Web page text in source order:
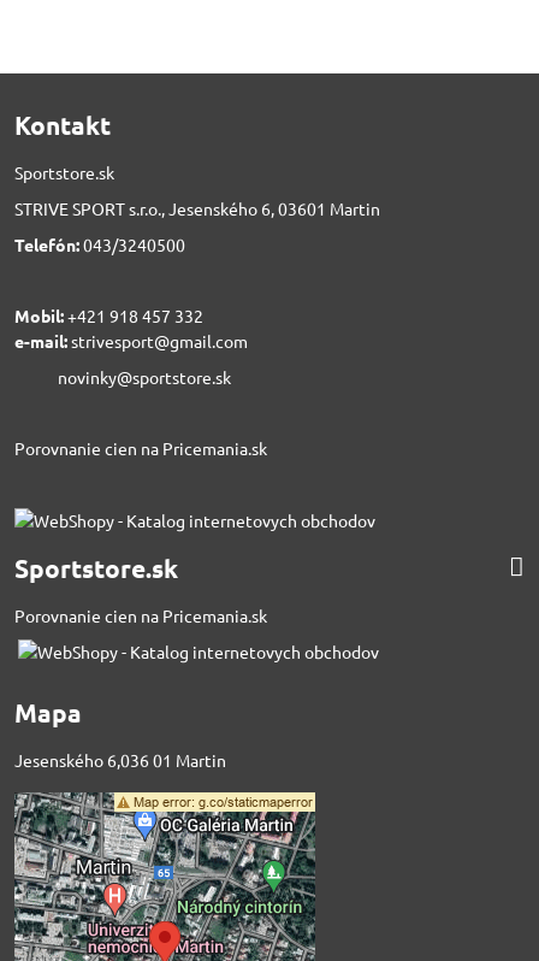
Kontakt
Sportstore.sk
STRIVE SPORT s.r.o., Jesenského 6, 03601 Martin
Telefón:043/3240500
Mobil:+421 918 457 332
e-mail:strivesport@gmail.com
novinky@sportstore.sk
Porovnanie cien na Pricemania.sk
Sportstore.sk
Porovnanie cien na Pricemania.sk
Mapa
Jesenského 6,036 01 Martin
Externý obsah je
blokovaný Voľbami
súkromia
Prajete si načítať externý obsah?